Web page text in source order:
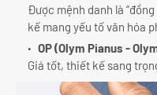
Được mệnh danh là
kế mang yếu tố văn hóa
OP (Olym Pianus -
Giá tốt, thiết kế sang